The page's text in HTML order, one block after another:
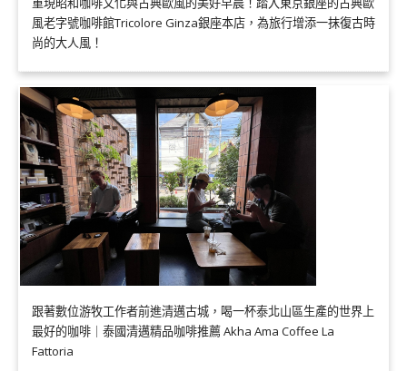
風老字號咖啡館Tricolore Ginza銀座本店，為旅行增添一抹復古時
尚的大人風！
跟著數位游牧工作者前進清邁古城，喝一杯泰北山區生產的世界上
最好的咖啡｜泰國清邁精品咖啡推薦 Akha Ama Coffee La
Fattoria